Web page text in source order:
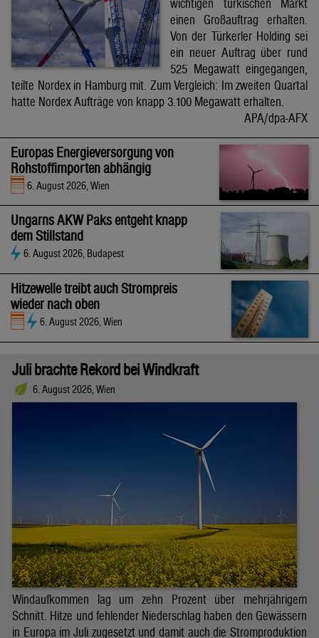
wichtigen türkischen Markt
einen Großauftrag erhalten.
Von der Türkerler Holding sei
ein neuer Auftrag über rund
525 Megawatt eingegangen,
teilte Nordex in Hamburg mit. Zum Vergleich: Im zweiten Quartal
hatte Nordex Aufträge von knapp 3.100 Megawatt erhalten.
APA/dpa-AFX
Europas Energieversorgung von
Rohstoffimporten abhängig
6. August 2026, Wien
Ungarns AKW Paks entgeht knapp
dem Stillstand
6. August 2026, Budapest
Hitzewelle treibt auch Strompreis
wieder nach oben
6. August 2026, Wien
Juli brachte Rekord bei Windkraft
6. August 2026, Wien
Windaufkommen lag um zehn Prozent über mehrjährigem
Schnitt. Hitze und fehlender Niederschlag haben den Gewässern
in Europa im Juli zugesetzt und damit auch die Stromproduktion